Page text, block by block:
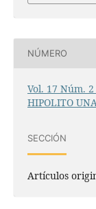
NÚMERO
Vol. 17 Núm. 2
HIPOLITO
SECCIÓN
Artículos